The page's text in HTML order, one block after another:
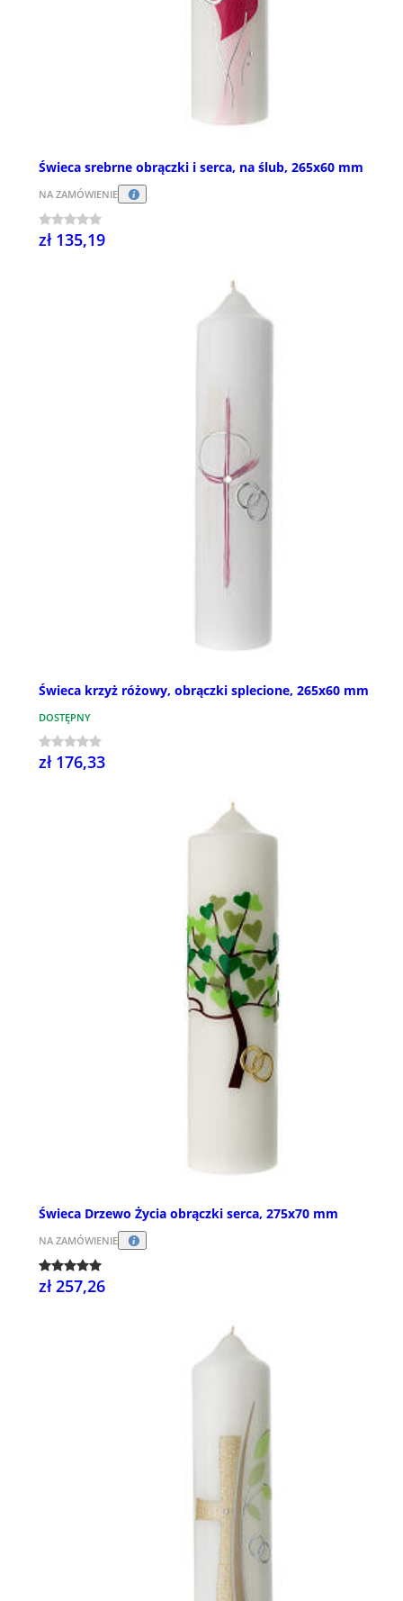
Świeca srebrne obrączki i serca, na ślub, 265x60 mm
NA ZAMÓWIENIE
zł 135,19
Świeca krzyż różowy, obrączki splecione, 265x60 mm
DOSTĘPNY
zł 176,33
Świeca Drzewo Życia obrączki serca, 275x70 mm
NA ZAMÓWIENIE
zł 257,26